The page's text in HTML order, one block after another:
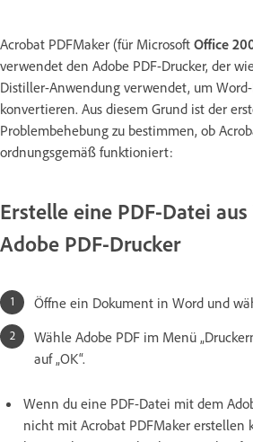
Acrobat PDFMaker (für Microsoft Office
verwendet den Adobe PDF-Drucker, der
Distiller-Anwendung verwendet, um
konvertieren. Aus diesem Grund ist der
Problembehebung zu bestimmen, ob
ordnungsgemäß funktioniert:
Erstelle eine PDF-Datei
Adobe PDF-Drucker
Öffne ein Dokument in Word und
Wähle Adobe PDF im Menü
auf „OK“.
Wenn du eine PDF-Datei mit dem
nicht mit Acrobat PDFMaker erstellen